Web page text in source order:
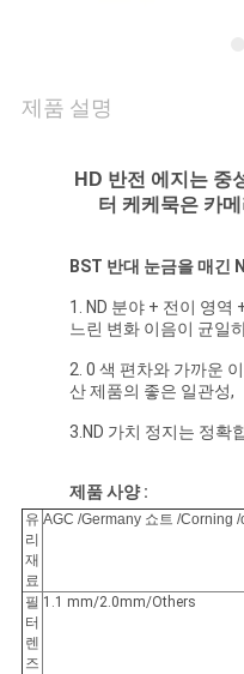
조
이
트
맵
제품 설명
HD 반전 에지는 중
터 케케묵은 카
BST 반대 눈금을 매긴
1. ND 분야 + 전이 영역
느린 변화 이음이 균일
2. 0 색 편차와 가까운
산 제품의 좋은 일관성,
3.ND 가치 정지는 정확
제품 사양 :
유
리
재
료
AGC /Germany 쇼트 /Corning
필
터
렌
즈
1.1 mm/2.0mm/Others